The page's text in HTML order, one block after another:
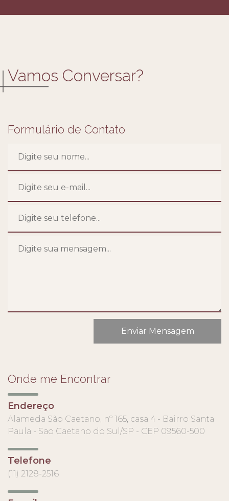
Vamos Conversar?
Formulário de Contato
Onde me Encontrar
Endereço
Alameda São Caetano, nº 165, casa 4 - Bairro Santa
Paula - Sao Caetano do Sul/SP - CEP 09560-500
Telefone
(11) 2128-2516